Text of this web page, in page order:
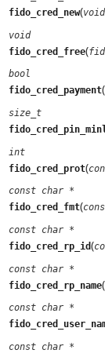
fido_cred_new(void
void
fido_cred_free(
bool
fido_cred_payment(
size_t
int
fido_cred_prot(
const char *
fido_cred_fmt(
const char *
fido_cred_rp_id(
const char *
fido_cred_rp_name(
const char *
const char *